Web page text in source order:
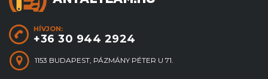
HÍVJON:
+36 30 944 2924
1153 BUDAPEST, PÁZMÁNY PÉTER U 71.